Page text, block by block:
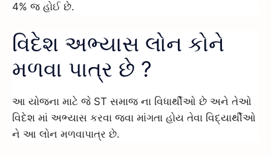
4% જ હોઈ છે.
વિદેશ અભ્યાસ લોન કોને
મળવા પાત્ર છે ?
આ યોજના માટે જે ST સમાજ ના વિધાર્થીઓ છે અને તેઓ
વિદેશ માં અભ્યાસ કરવા જવા માંગતા હોય તેવા વિદ્યાર્થીઓ
ને આ લોન મળવાપાત્ર છે.